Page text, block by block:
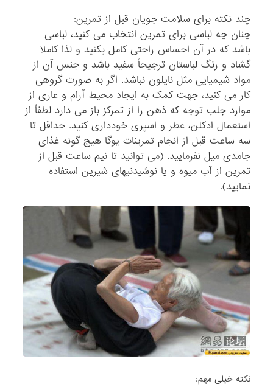
چند نکته برای سلامت جویان قبل از تمرین:
چنان چه لباسی برای تمرین انتخاب می کنید، لباسی
باشد که در آن احساس راحتی کامل بکنید و لذا کاملا
گشاد و رنگ لباستان ترجیحاً سفید باشد و جنس آن از
مواد شیمیایی مثل نایلون نباشد. اگر به صورت گروهی
کار می کنید، جهت کمک به ایجاد محیط آرام و عاری از
موارد جلب توجه که ذهن را از تمرکز باز می دارد لطفاً از
استعمال ادکلن، عطر و اسپری خودداری کنید. حداقل تا
سه ساعت قبل از انجام تمرینات یوگا هیچ گونه غذای
جامدی میل نفرمایید. (می توانید تا نیم ساعت قبل از
تمرین از آب میوه و یا نوشیدنیهای شیرین استفاده
نمایید).
نکته خیلی مهم: